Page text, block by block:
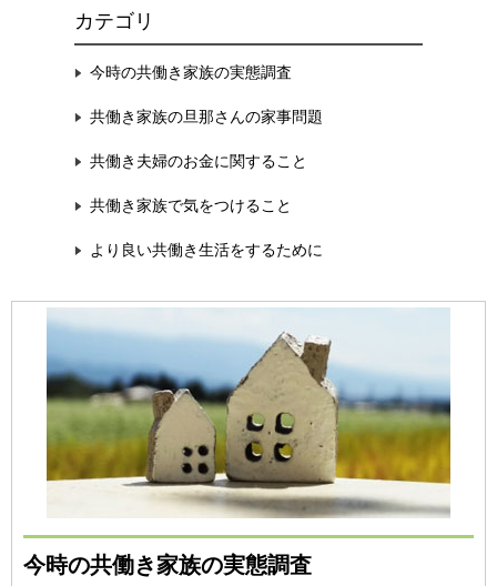
カテゴリ
今時の共働き家族の実態調査
共働き家族の旦那さんの家事問題
共働き夫婦のお金に関すること
共働き家族で気をつけること
より良い共働き生活をするために
今時の共働き家族の実態調査